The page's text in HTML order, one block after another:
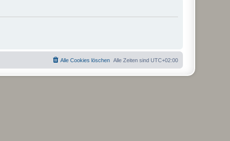
Alle Zeiten sind UTC+02:00
Alle Cookies löschen